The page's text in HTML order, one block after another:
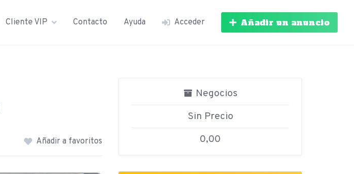
Cliente VIP Contacto Ayuda Acceder Añadir un anuncio
Añadir a favoritos
Negocios
Sin Precio
0,00